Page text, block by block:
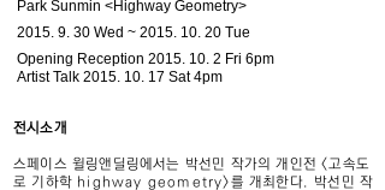
Park Sunmin <Highway Geometry>
2015. 9. 30 Wed ~ 2015. 10. 20 Tue
Opening Reception 2015. 10. 2 Fri 6pm
Artist Talk 2015. 10. 17 Sat 4pm
전시소개
스페이스 윌링앤딜링에서는 박선민 작가의 개인전 <고속도
로 기하학 highway geometry>를 개최한다. 박선민 작